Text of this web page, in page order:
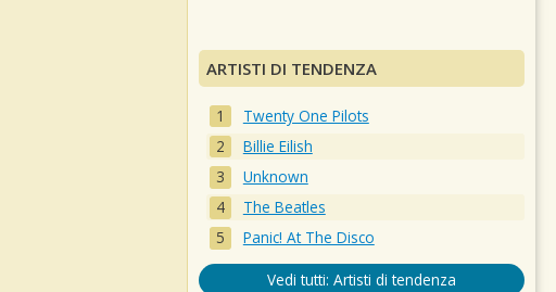
ARTISTI DI TENDENZA
Twenty One Pilots
Billie Eilish
Unknown
The Beatles
Panic! At The Disco
Vedi tutti: Artisti di tendenza